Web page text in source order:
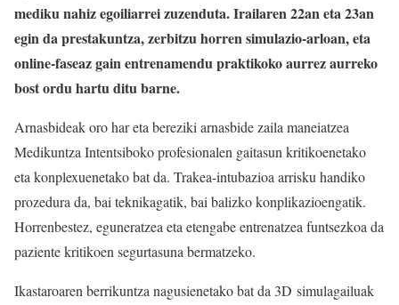
mediku nahiz egoiliarrei zuzenduta. Irailaren 22an eta 23an
egin da prestakuntza, zerbitzu horren simulazio-arloan, eta
online-faseaz gain entrenamendu praktikoko aurrez aurreko
bost ordu hartu ditu barne.
Arnasbideak oro har eta bereziki arnasbide zaila maneiatzea
Medikuntza Intentsiboko profesionalen gaitasun kritikoenetako
eta konplexuenetako bat da. Trakea-intubazioa arrisku handiko
prozedura da, bai teknikagatik, bai balizko konplikazioengatik.
Horrenbestez, eguneratzea eta etengabe entrenatzea funtsezkoa da
paziente kritikoen segurtasuna bermatzeko.
Ikastaroaren berrikuntza nagusienetako bat da 3D simulagailuak